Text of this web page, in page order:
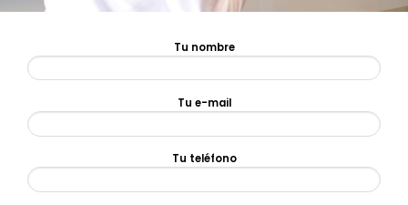
Tu nombre
Tu e-mail
Tu teléfono